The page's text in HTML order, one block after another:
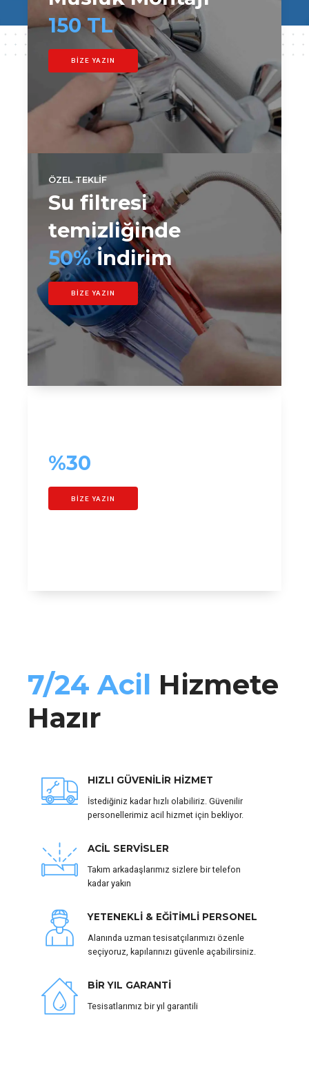
0
7
0
8
9
0
150 TL
BİZE YAZIN
ÖZEL TEKLİF
Su filtresi
temizliğinde
50%İndirim
BİZE YAZIN
%30
BİZE YAZIN
7/24 Acil Hizmete
Hazır
HIZLI GÜVENİLİR HİZMET
İstediğiniz kadar hızlı olabiliriz. Güvenilir
personellerimiz acil hizmet için bekliyor.
ACİL SERVİSLER
Takım arkadaşlarımız sizlere bir telefon
kadar yakın
YETENEKLİ & EĞİTİMLİ PERSONEL
Alanında uzman tesisatçılarımızı özenle
seçiyoruz, kapılarınızı güvenle açabilirsiniz.
BİR YIL GARANTİ
Tesisatlarımız bir yıl garantili